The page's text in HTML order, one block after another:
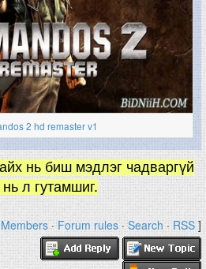
2 hd remaster v1
нь биш мэдлэг чадваргүй
л гутамшиг.
Members·Forum rules·Search·RSS]